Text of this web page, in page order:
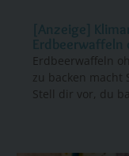
[Anzeige]
Erdbeerwaffeln
Erdbeerwaffeln
zu backen macht
Stell dir vor, du